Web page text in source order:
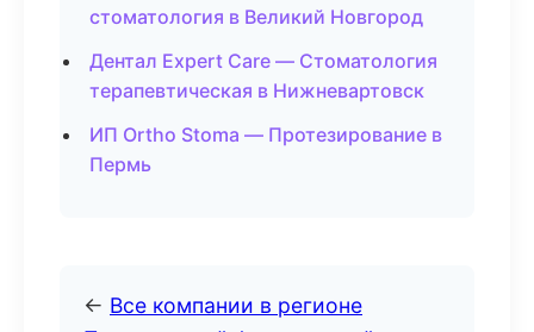
стоматология в Великий Новгород
Дентал Expert Care — Стоматология
терапевтическая в Нижневартовск
ИП Ortho Stoma — Протезирование в
Пермь
← Все компании в регионе